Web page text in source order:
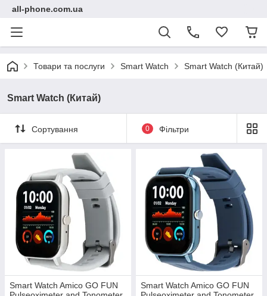
all-phone.com.ua
Товари та послуги Smart Watch Smart Watch (Китай)
Smart Watch (Китай)
Сортування 0 Фільтри
Smart Watch Amico GO FUN
Smart Watch Amico GO FUN